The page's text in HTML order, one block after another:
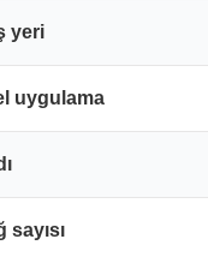
yeri
uygulama
sayısı